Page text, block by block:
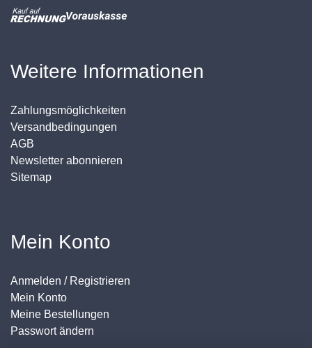
Weitere Informationen
Zahlungsmöglichkeiten
Versandbedingungen
AGB
Newsletter abonnieren
Sitemap
Mein Konto
Anmelden / Registrieren
Mein Konto
Meine Bestellungen
Passwort ändern